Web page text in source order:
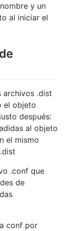
y un
al iniciar el
archivos .dist
el objeto
después:
al objeto
el mismo
.conf que
de
conf por